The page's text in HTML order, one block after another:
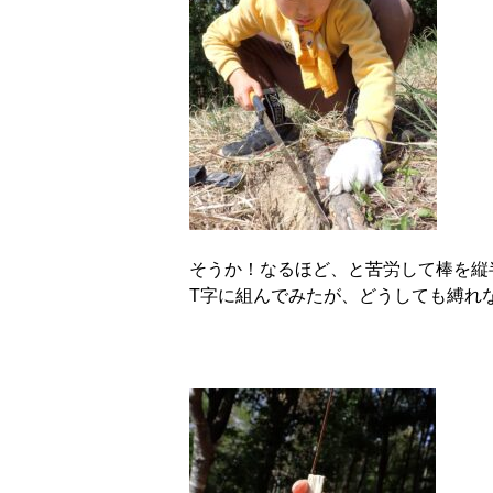
そうか！なるほど、と苦労して棒を縦
T字に組んでみたが、どうしても縛れ